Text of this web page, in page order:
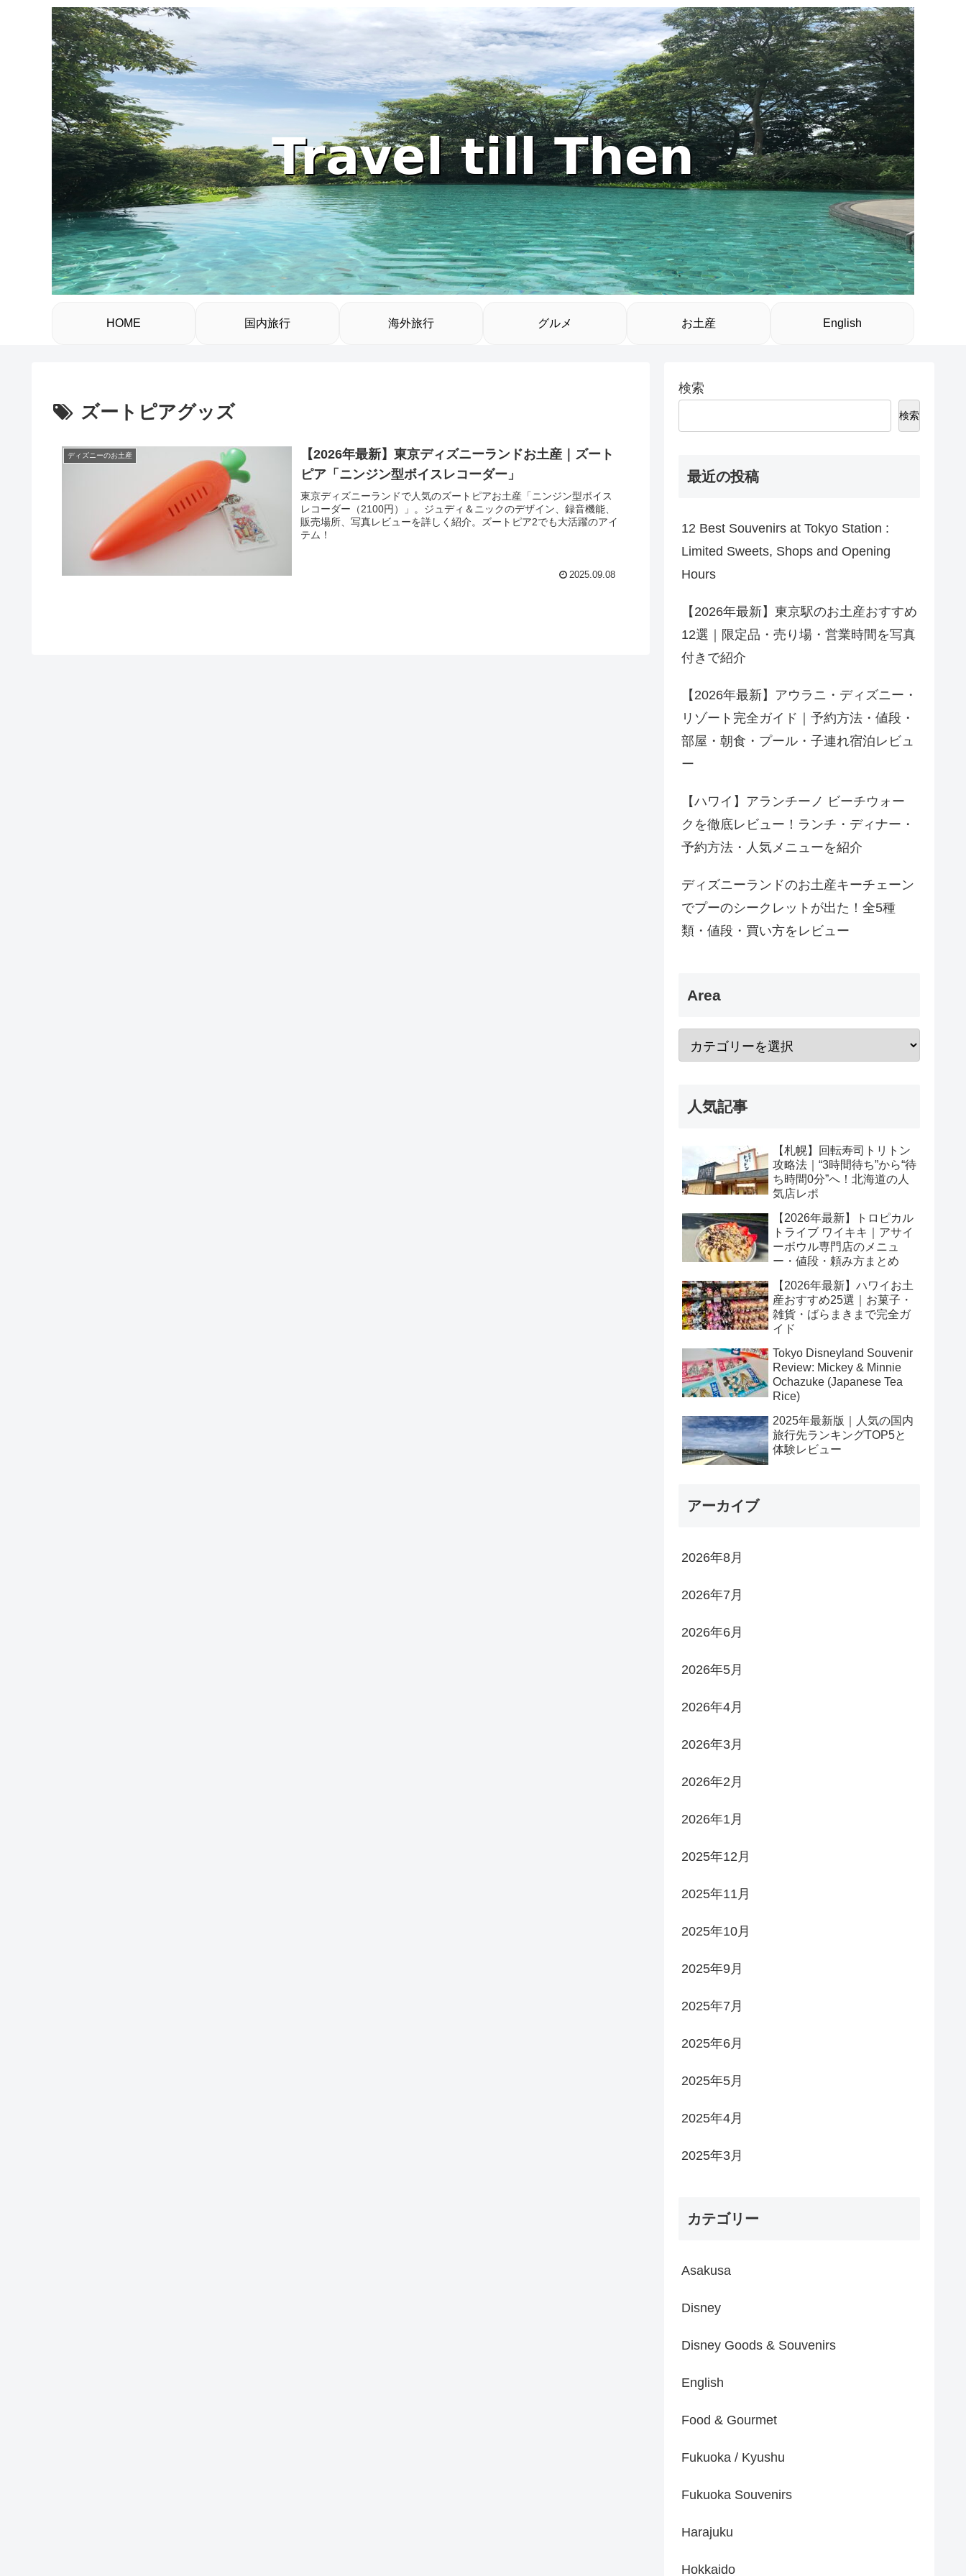
HOME 国内旅行 海外旅行 グルメ お土産 English
ズートピアグッズ
ディズニーのお土産
【2026年最新】東京ディズニーランドお土産｜ズート
ピア「ニンジン型ボイスレコーダー」
東京ディズニーランドで人気のズートピアお土産「ニンジン型ボイス
レコーダー（2100円）」。ジュディ＆ニックのデザイン、録音機能、
販売場所、写真レビューを詳しく紹介。ズートピア2でも大活躍のアイ
テム！
2025.09.08
検索
検索
最近の投稿
12 Best Souvenirs at Tokyo Station :
Limited Sweets, Shops and Opening
Hours
【2026年最新】東京駅のお土産おすすめ
12選｜限定品・売り場・営業時間を写真
付きで紹介
【2026年最新】アウラニ・ディズニー・
リゾート完全ガイド｜予約方法・値段・
部屋・朝食・プール・子連れ宿泊レビュ
ー
【ハワイ】アランチーノ ビーチウォー
クを徹底レビュー！ランチ・ディナー・
予約方法・人気メニューを紹介
ディズニーランドのお土産キーチェーン
でプーのシークレットが出た！全5種
類・値段・買い方をレビュー
Area
人気記事
【札幌】回転寿司トリトン
攻略法｜“3時間待ち”から“待
ち時間0分”へ！北海道の人
気店レポ
【2026年最新】トロピカル
トライブ ワイキキ｜アサイ
ーボウル専門店のメニュ
ー・値段・頼み方まとめ
【2026年最新】ハワイお土
産おすすめ25選｜お菓子・
雑貨・ばらまきまで完全ガ
イド
Tokyo Disneyland Souvenir
Review: Mickey & Minnie
Ochazuke (Japanese Tea
Rice)
2025年最新版｜人気の国内
旅行先ランキングTOP5と
体験レビュー
アーカイブ
2026年8月
2026年7月
2026年6月
2026年5月
2026年4月
2026年3月
2026年2月
2026年1月
2025年12月
2025年11月
2025年10月
2025年9月
2025年7月
2025年6月
2025年5月
2025年4月
2025年3月
カテゴリー
Asakusa
Disney
Disney Goods & Souvenirs
English
Food & Gourmet
Fukuoka / Kyushu
Fukuoka Souvenirs
Harajuku
Hokkaido